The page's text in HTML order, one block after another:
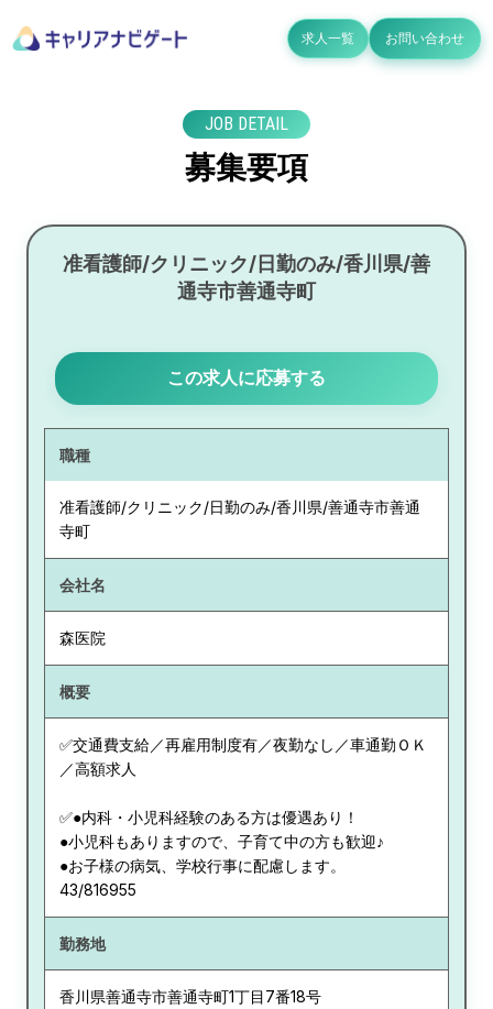
求人一覧 お問い合わせ
JOB DETAIL
募集要項
准看護師/クリニック/日勤のみ/香川県/善
通寺市善通寺町
この求人に応募する
職種
准看護師/クリニック/日勤のみ/香川県/善通寺市善通
寺町
会社名
森医院
概要
✅交通費支給／再雇用制度有／夜勤なし／車通勤ＯＫ
／高額求人
✅●内科・小児科経験のある方は優遇あり！
●小児科もありますので、子育て中の方も歓迎♪
●お子様の病気、学校行事に配慮します。
43/816955
勤務地
香川県善通寺市善通寺町1丁目7番18号